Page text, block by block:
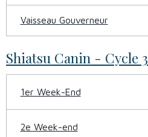
Vaisseau Gouverneur
Shiatsu Canin - Cycle 3
1er Week-End
2e Week-end